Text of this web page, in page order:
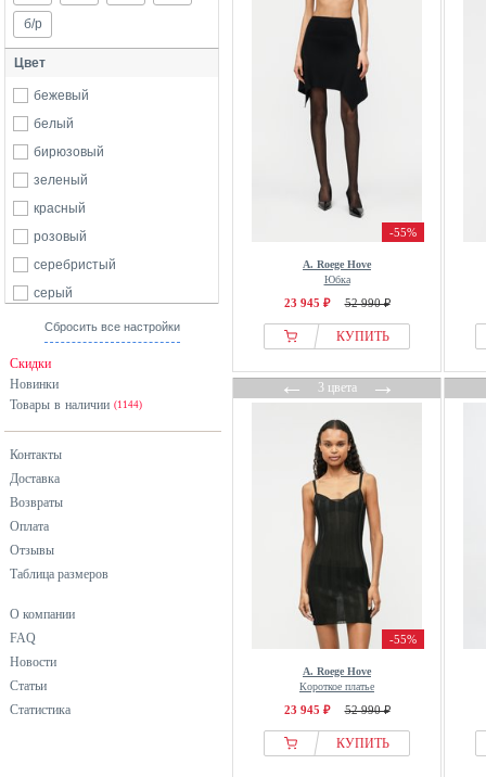
б/р
Цвет
бежевый
белый
бирюзовый
зеленый
красный
розовый
серебристый
серый
черный
Сбросить все настройки
Скидки
Новинки
Товары в наличии (1144)
Контакты
Доставка
Возвраты
Оплата
Отзывы
Таблица размеров
О компании
FAQ
Новости
Статьи
Статистика
-55%
A. Roege Hove
Юбка
23 945 ₽ 52 990 ₽
КУПИТЬ
←3 цвета→
-55%
A. Roege Hove
Короткое платье
23 945 ₽ 52 990 ₽
КУПИТЬ